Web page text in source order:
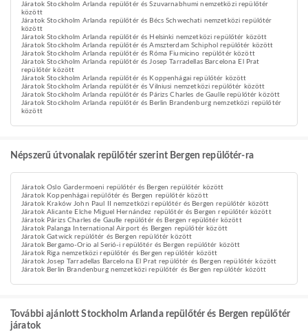
Járatok Stockholm Arlanda repülőtér és Szuvarnabhumi nemzetközi repülőtér
között
Járatok Stockholm Arlanda repülőtér és Bécs Schwechati nemzetközi repülőtér
között
Járatok Stockholm Arlanda repülőtér és Helsinki nemzetközi repülőtér között
Járatok Stockholm Arlanda repülőtér és Amszterdam Schiphol repülőtér között
Járatok Stockholm Arlanda repülőtér és Róma Fiumicino repülőtér között
Járatok Stockholm Arlanda repülőtér és Josep Tarradellas Barcelona El Prat
repülőtér között
Járatok Stockholm Arlanda repülőtér és Koppenhágai repülőtér között
Járatok Stockholm Arlanda repülőtér és Vilniusi nemzetközi repülőtér között
Járatok Stockholm Arlanda repülőtér és Párizs Charles de Gaulle repülőtér között
Járatok Stockholm Arlanda repülőtér és Berlin Brandenburg nemzetközi repülőtér
között
Népszerű útvonalak repülőtér szerint Bergen repülőtér-ra
Járatok Oslo Gardermoeni repülőtér és Bergen repülőtér között
Járatok Koppenhágai repülőtér és Bergen repülőtér között
Járatok Kraków John Paul II nemzetközi repülőtér és Bergen repülőtér között
Járatok Alicante Elche Miguel Hernández repülőtér és Bergen repülőtér között
Járatok Párizs Charles de Gaulle repülőtér és Bergen repülőtér között
Járatok Palanga International Airport és Bergen repülőtér között
Járatok Gatwick repülőtér és Bergen repülőtér között
Járatok Bergamo-Orio al Serió-i repülőtér és Bergen repülőtér között
Járatok Riga nemzetközi repülőtér és Bergen repülőtér között
Járatok Josep Tarradellas Barcelona El Prat repülőtér és Bergen repülőtér között
Járatok Berlin Brandenburg nemzetközi repülőtér és Bergen repülőtér között
További ajánlott Stockholm Arlanda repülőtér és Bergen repülőtér
járatok